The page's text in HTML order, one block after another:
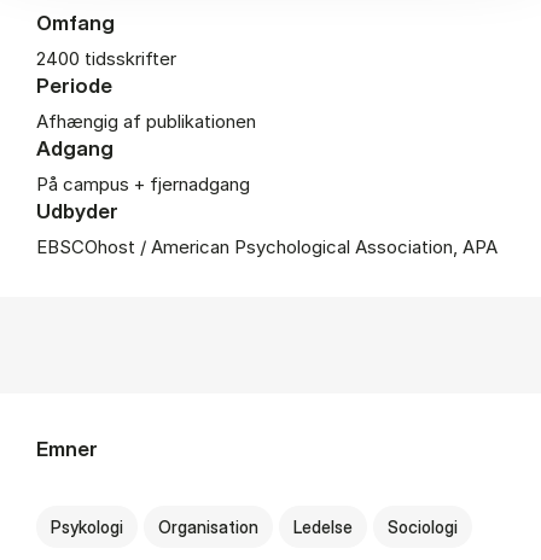
Omfang
2400 tidsskrifter
Periode
Afhængig af publikationen
Adgang
På campus + fjernadgang
Udbyder
EBSCOhost / American Psychological Association, APA
Emner
Psykologi Organisation Ledelse Sociologi